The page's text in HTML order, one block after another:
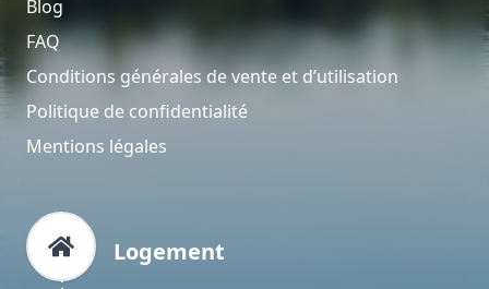
Blog
FAQ
Conditions générales de vente et d’utilisation
Politique de confidentialité
Mentions légales
Logement